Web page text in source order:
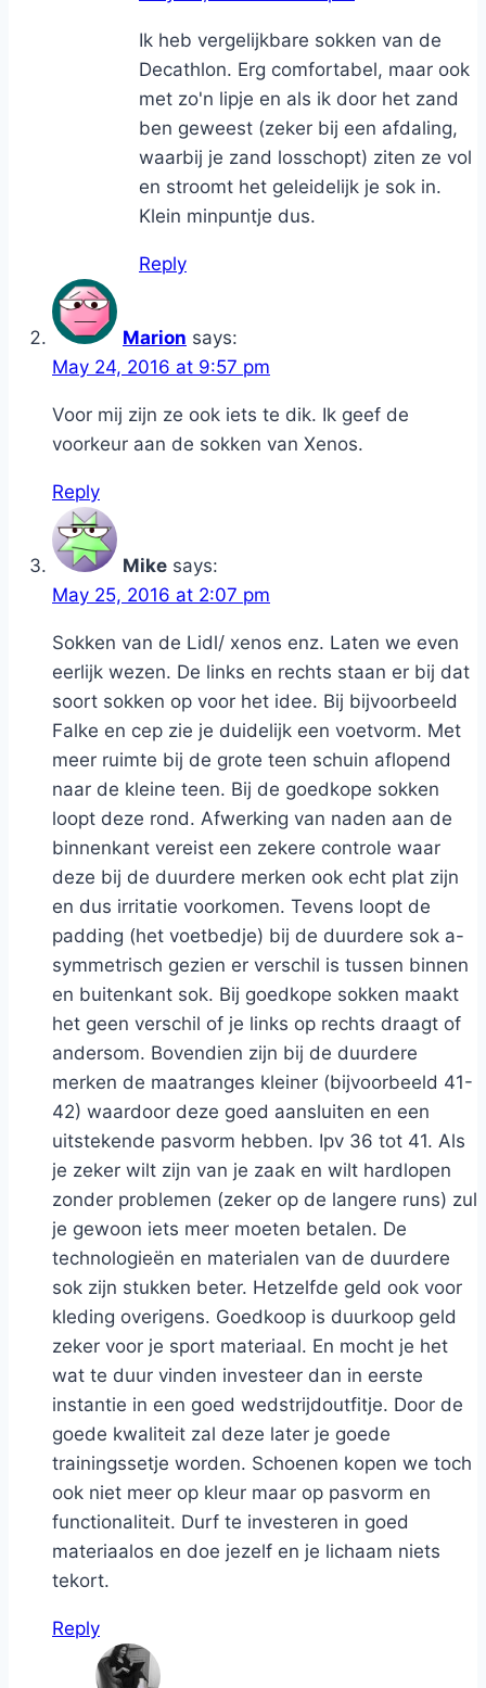
Ik heb vergelijkbare sokken van de
Decathlon. Erg comfortabel, maar ook
met zo'n lipje en als ik door het zand
ben geweest (zeker bij een afdaling,
waarbij je zand losschopt) ziten ze vol
en stroomt het geleidelijk je sok in.
Klein minpuntje dus.
Reply
Marion says:
May 24, 2016 at 9:57 pm
Voor mij zijn ze ook iets te dik. Ik geef de
voorkeur aan de sokken van Xenos.
Reply
Mike says:
May 25, 2016 at 2:07 pm
Sokken van de Lidl/ xenos enz. Laten we even
eerlijk wezen. De links en rechts staan er bij dat
soort sokken op voor het idee. Bij bijvoorbeeld
Falke en cep zie je duidelijk een voetvorm. Met
meer ruimte bij de grote teen schuin aflopend
naar de kleine teen. Bij de goedkope sokken
loopt deze rond. Afwerking van naden aan de
binnenkant vereist een zekere controle waar
deze bij de duurdere merken ook echt plat zijn
en dus irritatie voorkomen. Tevens loopt de
padding (het voetbedje) bij de duurdere sok a-
symmetrisch gezien er verschil is tussen binnen
en buitenkant sok. Bij goedkope sokken maakt
het geen verschil of je links op rechts draagt of
andersom. Bovendien zijn bij de duurdere
merken de maatranges kleiner (bijvoorbeeld 41-
42) waardoor deze goed aansluiten en een
uitstekende pasvorm hebben. Ipv 36 tot 41. Als
je zeker wilt zijn van je zaak en wilt hardlopen
zonder problemen (zeker op de langere runs) zul
je gewoon iets meer moeten betalen. De
technologieën en materialen van de duurdere
sok zijn stukken beter. Hetzelfde geld ook voor
kleding overigens. Goedkoop is duurkoop geld
zeker voor je sport materiaal. En mocht je het
wat te duur vinden investeer dan in eerste
instantie in een goed wedstrijdoutfitje. Door de
goede kwaliteit zal deze later je goede
trainingssetje worden. Schoenen kopen we toch
ook niet meer op kleur maar op pasvorm en
functionaliteit. Durf te investeren in goed
materiaalos en doe jezelf en je lichaam niets
tekort.
Reply